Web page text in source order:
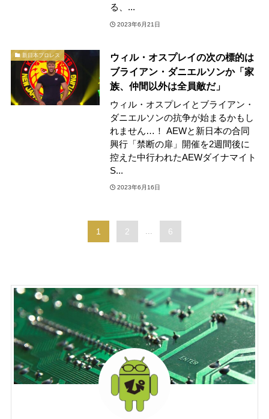
る、...
2023年6月21日
新日本プロレス
ウィル・オスプレイの次の標的は
ブライアン・ダニエルソンか「家
族、仲間以外は全員敵だ」
ウィル・オスプレイとブライアン・
ダニエルソンの抗争が始まるかもし
れません…！ AEWと新日本の合同
興行「禁断の扉」開催を2週間後に
控えた中行われたAEWダイナマイト
S...
2023年6月16日
1 2 ... 6